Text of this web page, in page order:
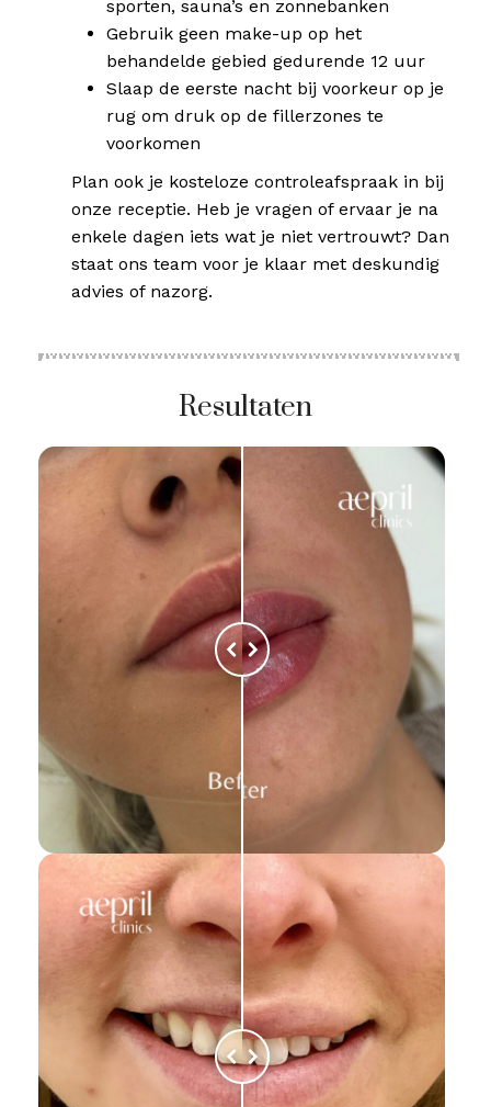
sporten, sauna’s en zonnebanken
Gebruik geen make-up op het
behandelde gebied gedurende 12 uur
Slaap de eerste nacht bij voorkeur op je
rug om druk op de fillerzones te
voorkomen
Plan ook je kosteloze controleafspraak in bij
onze receptie. Heb je vragen of ervaar je na
enkele dagen iets wat je niet vertrouwt? Dan
staat ons team voor je klaar met deskundig
advies of nazorg.
Resultaten